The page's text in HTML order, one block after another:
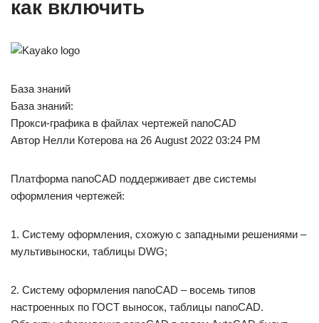
как включить
База знаний
База знаний:
Прокси-графика в файлах чертежей nanoCAD
Автор Нелли Котерова на 26 August 2022 03:24 PM
Платформа nanoCAD поддерживает две системы
оформления чертежей:
1. Систему оформления, схожую с западными решениями –
мультивыноски, таблицы DWG;
2. Систему оформления nanoCAD – восемь типов
настроенных по ГОСТ выносок, таблицы nanoCAD.